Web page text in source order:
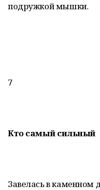
подружкой мышки.
7
Кто самый сильный
Завелась в каменном